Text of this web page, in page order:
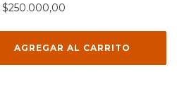
$250.000,00